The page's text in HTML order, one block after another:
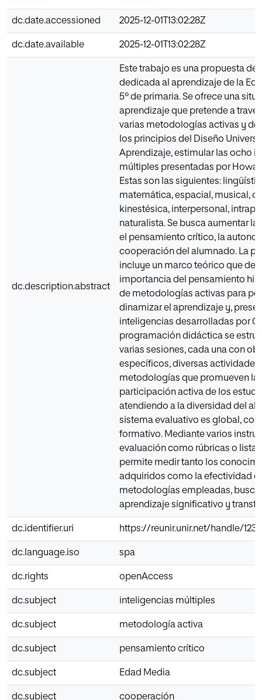
dc.date.accessioned 2025-12-01T13:02:28Z
dc.date.available 2025-12-01T13:02:28Z
dc.description.abstract
Este trabajo es una propuesta de
dedicada al aprendizaje de la
5º de primaria. Se ofrece una
aprendizaje que pretende a
varias metodologías activas y de
los principios del Diseño
Aprendizaje, estimular las ocho
múltiples presentadas por
Estas son las siguientes:
matemática, espacial, musical,
kinestésica, interpersonal,
naturalista. Se busca aumentar la
el pensamiento crítico, la
cooperación del alumnado. La
incluye un marco teórico que
importancia del pensamiento
de metodologías activas para
dinamizar el aprendizaje y,
inteligencias desarrolladas por
programación didáctica se
varias sesiones, cada una con
específicos, diversas actividades
metodologías que promueven la
participación activa de los
atendiendo a la diversidad del
sistema evaluativo es global,
formativo. Mediante varios
evaluación como rúbricas o
permite medir tanto los
adquiridos como la efectividad
metodologías empleadas,
aprendizaje significativo y
dc.identifier.uri https://reunir.unir.net/handle/
dc.language.iso spa
dc.rights openAccess
dc.subject inteligencias múltiples
dc.subject metodología activa
dc.subject pensamiento crítico
dc.subject Edad Media
dc.subject cooperación